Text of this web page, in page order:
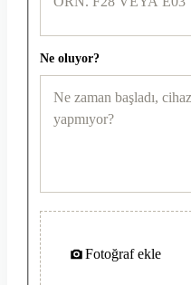
Ne oluyor?
Fotoğraf ekle